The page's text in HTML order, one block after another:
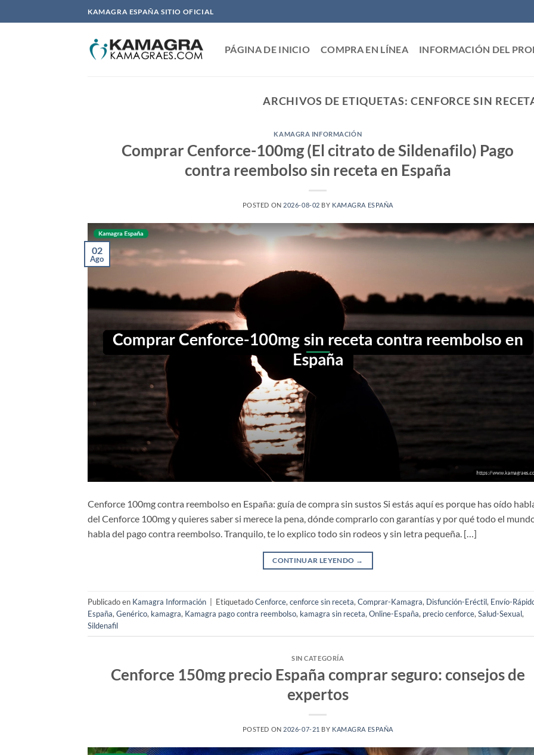
al
KAMAGRA ESPAÑA SITIO OFICIAL
PÁGINA DE INICIO COMPRA EN LÍNEA INFORMACIÓN DEL
ARCHIVOS DE ETIQUETAS: CENFORCE SIN
KAMAGRA INFORMACIÓN
Comprar Cenforce-100mg (El citrato de Sildenafilo) Pago
contra reembolso sin receta en España
POSTED ON 2026-08-02 BY KAMAGRA ESPAÑA
02
Ago
Cenforce 100mg contra reembolso en España: guía de compra sin sustos Si estás aquí es porque has oído
del Cenforce 100mg y quieres saber si merece la pena, dónde comprarlo con garantías y por qué todo el
habla del pago contra reembolso. Tranquilo, te lo explico todo sin rodeos y sin letra pequeña. […]
CONTINUAR LEYENDO →
Publicado en Kamagra Información EtiquetadoCenforce, cenforce sin receta, Comprar-Kamagra, Disfunción-Eréctil, Envío-
España, Genérico, kamagra, Kamagra pago contra reembolso, kamagra sin receta, Online-España, precio cenforce, Salud-Sexual,
Sildenafil
SIN CATEGORÍA
Cenforce 150mg precio España comprar seguro: consejos de
expertos
POSTED ON 2026-07-21 BY KAMAGRA ESPAÑA